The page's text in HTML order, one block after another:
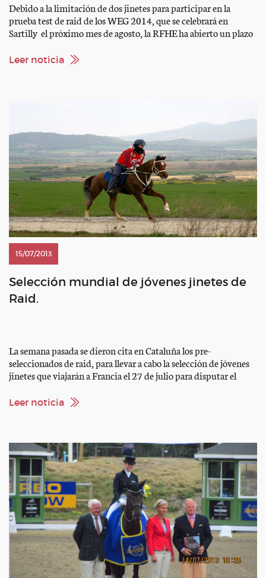
Debido a la limitación de dos jinetes para participar en la
prueba test de raid de los WEG 2014, que se celebrará en
Sartilly el próximo mes de agosto, la RFHE ha abierto un plazo
prueba. Una vez finalizado el periodo de pre-inscripción, que
Leer noticia
15/07/2013
Selección mundial de jóvenes jinetes de
Raid.
La semana pasada se dieron cita en Cataluña los pre-
seleccionados de raid, para llevar a cabo la selección de jóvenes
jinetes que viajarán a Francia el 27 de julio para disputar el
mostraron una gran profesionalidad y alto nivel, en dos días
Leer noticia